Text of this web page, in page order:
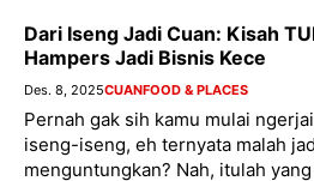
Dari Iseng Jadi Cuan: Kisah
Hampers Jadi Bisnis Kece
Des. 8, 2025CUANFOOD & PLACES
Pernah gak sih kamu mulai
iseng-iseng, eh ternyata malah
menguntungkan? Nah, itulah